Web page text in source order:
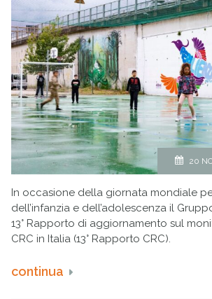
20
In occasione della giornata mondiale
dell’infanzia e dell’adolescenza il
13° Rapporto di aggiornamento sul
CRC in Italia (13° Rapporto CRC).
continua